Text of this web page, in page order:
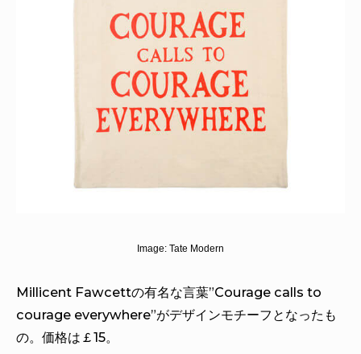
Image: Tate Modern
Millicent Fawcettの有名な言葉”Courage calls to
courage everywhere”がデザインモチーフとなったも
の。価格は￡15。